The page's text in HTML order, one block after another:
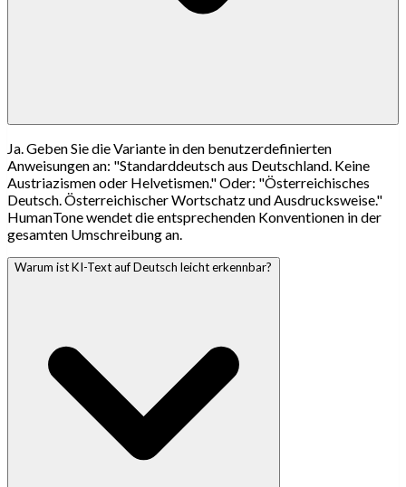
Ja. Geben Sie die Variante in den benutzerdefinierten
Anweisungen an: "Standarddeutsch aus Deutschland. Keine
Austriazismen oder Helvetismen." Oder: "Österreichisches
Deutsch. Österreichischer Wortschatz und Ausdrucksweise."
HumanTone wendet die entsprechenden Konventionen in der
gesamten Umschreibung an.
Warum ist KI-Text auf Deutsch leicht erkennbar?